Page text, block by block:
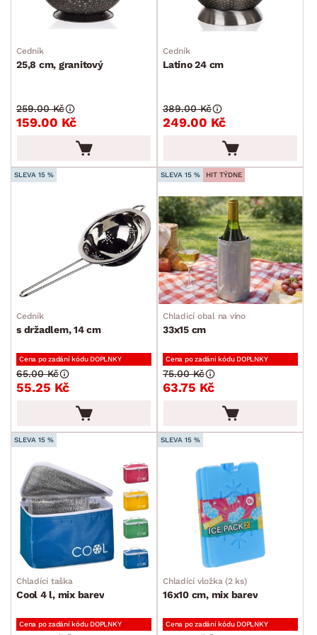
MÍSTNOST
ZNAČKA
SKLADOVOST
Cedník
25,8 cm, granitový
159.00 Kč
259.00 Kč
Cedník
Latino 24 cm
249.00 Kč
389.00 Kč
SLEVA 15 %
Cedník
s držadlem, 14 cm
Cena po zadání kódu DOPLNKY
55.25 Kč
65.00 Kč
SLEVA 15 % HIT TÝDNE
Chladicí obal na víno
33x15 cm
Cena po zadání kódu DOPLNKY
63.75 Kč
75.00 Kč
SLEVA 15 %
Chladící taška
Cool 4 l, mix barev
Cena po zadání kódu DOPLNKY
SLEVA 15 %
Chladící vložka (2 ks)
16x10 cm, mix barev
Cena po zadání kódu DOPLNKY